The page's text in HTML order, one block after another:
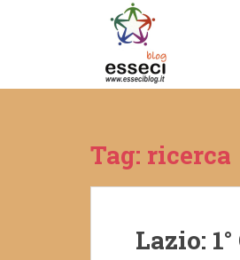
t
Tag: ricerca
Lazio: